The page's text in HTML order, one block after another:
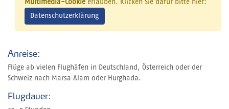
Multimedia-Cookieerlauben. Klicken Sie dafür bitte hier:
Datenschutzerklärung
Anreise:
Flüge ab vielen Flughäfen in Deutschland, Österreich oder der
Schweiz nach Marsa Alam oder Hurghada.
Flugdauer: